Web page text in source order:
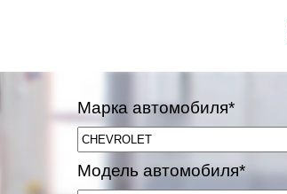
Марка автомобиля*
Модель автомобиля*